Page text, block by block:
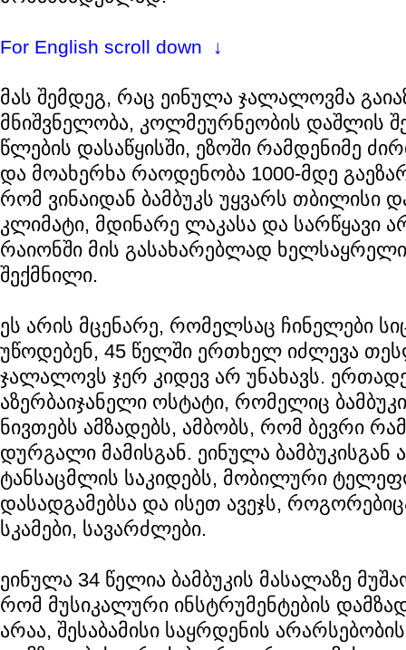
For English scroll down ↓
მას შემდეგ, რაც ეინულა ჯალალოვმა
მნიშვნელობა, კოლმეურნეობის დაშლის
წლების დასაწყისში, ეზოში რამდენიმე
და მოახერხა რაოდენობა 1000-მდე
რომ ვინაიდან ბამბუკს უყვარს თბილისი
კლიმატი, მდინარე ლაკასა და სარწყავი
რაიონში მის გასახარებლად
შექმნილი.
ეს არის მცენარე, რომელსაც ჩინელები
უწოდებენ, 45 წელში ერთხელ იძლევა
ჯალალოვს ჯერ კიდევ არ უნახავს.
აზერბაიჯანელი ოსტატი, რომელიც
ნივთებს ამზადებს, ამბობს, რომ ბევრი
დურგალი მამისგან. ეინულა ბამბუკისგან
ტანსაცმლის საკიდებს, მობილური
დასადგამებსა და ისეთ ავეჯს,
სკამები, სავარძლები.
ეინულა 34 წელია ბამბუკის მასალაზე
რომ მუსიკალური ინსტრუმენტების
არაა, შესაბამისი საყრდენის